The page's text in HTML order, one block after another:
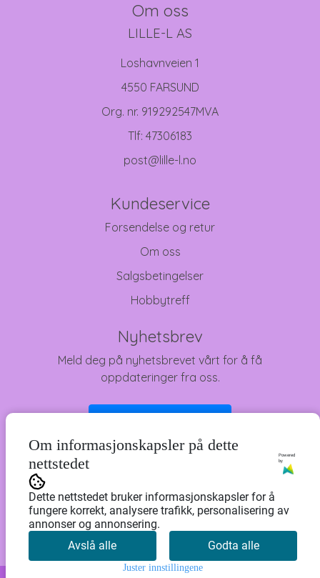
Om oss
LILLE-L AS
Loshavnveien 1
4550 FARSUND
Org. nr. 919292547MVA
Tlf: 47306183
post@lille-l.no
Kundeservice
Forsendelse og retur
Om oss
Salgsbetingelser
Hobbytreff
Nyhetsbrev
Meld deg på nyhetsbrevet vårt for å få
oppdateringer fra oss.
Om informasjonskapsler på dette
nettstedet
Powered
by
Dette nettstedet bruker informasjonskapsler for å
fungere korrekt, analysere trafikk, personalisering av
annonser og annonsering.
Avslå alle
Godta alle
Juster innstillingene